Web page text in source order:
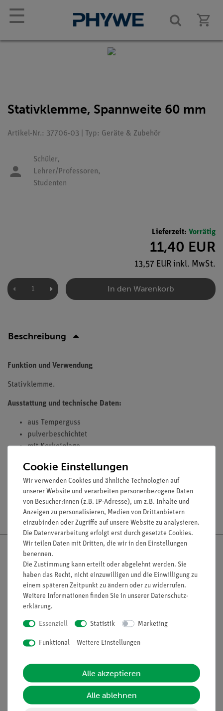
☰
Stativklemme, Spannweite 60 mm
Artikel-Nr.: 37706-03 | Typ: Geräte & Zubehör
Schüler,
Lehrer/Professoren,
Studenten
Lieferzeit: Vorrätig
11,40 EUR
13,57 EUR inkl. MwSt.
In den Warenkorb
Beschreibung
Funktion und Verwendung
Stativklemme.
Ausstattung und technische Daten:
aus Temperguss
pulverbeschichtet
mit Korkeinlage
Versandkostenfrei ab 300,- €
Nach oben
Informationen
Projekte und Lösungen
Stellenangebote
Service
Beratung & Showroom
Inventarisierungs- &
Einräumservice
Cookie Einstellungen
Wir verwenden Cookies und ähnliche Technologien auf
unserer Website und verarbeiten personenbezogene Daten
von Besucher:innen (z.B. IP-Adresse), um z.B. Inhalte und
Anzeigen zu personalisieren, Medien von Drittanbietern
einzubinden oder Zugriffe auf unsere Website zu analysieren.
Die Datenverarbeitung erfolgt erst durch gesetzte Cookies.
Wir teilen Daten mit Dritten, die wir in den Einstellungen
benennen.
Die Zustimmung kann erteilt oder abgelehnt werden. Sie
haben das Recht, nicht einzuwilligen und die Einwilligung zu
einem späteren Zeitpunkt zu ändern oder zu widerrufen.
Weitere Informationen finden Sie in unserer Daten­schutz­
erklärung.
Essenziell Statistik Marketing
Funktional Weitere Einstellungen
Alle akzeptieren
Alle ablehnen